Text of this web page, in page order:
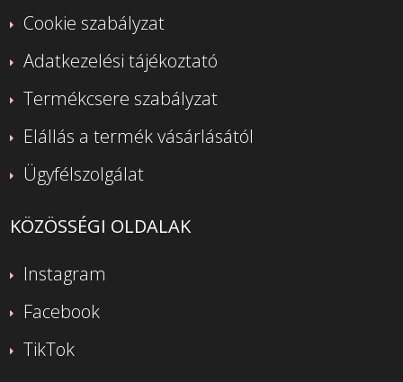
Cookie szabályzat
Adatkezelési tájékoztató
Termékcsere szabályzat
Elállás a termék vásárlásától
Ügyfélszolgálat
KÖZÖSSÉGI OLDALAK
Instagram
Facebook
TikTok